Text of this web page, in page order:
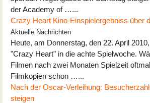
der Academy of …...
Crazy Heart Kino-Einspielergebniss über
Aktuelle Nachrichten
Heute, am Donnerstag, den 22. April
"Crazy Heart" in die achte Spielwoche.
Filmen nach zwei Monaten Spielzeit
Filmkopien schon …...
Nach der Oscar-Verleihung:
steigen